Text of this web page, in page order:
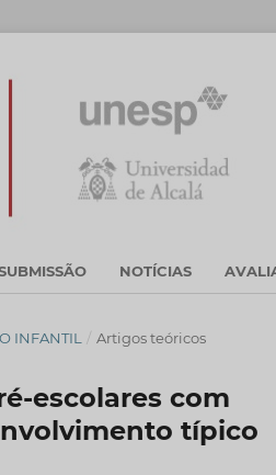
NOTÍCIAS
INFANTIL / Artigos teóricos
escolares com
típico